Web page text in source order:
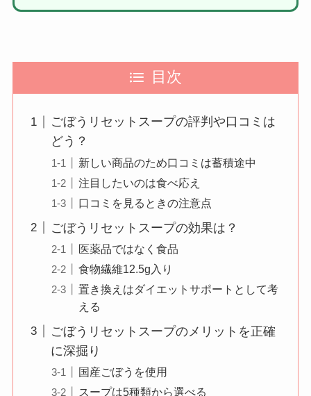
目次
ごぼうリセットスープの評判や口コミは
どう？
新しい商品のため口コミは蓄積途中
注目したいのは食べ応え
口コミを見るときの注意点
ごぼうリセットスープの効果は？
医薬品ではなく食品
食物繊維12.5g入り
置き換えはダイエットサポートとして考
える
ごぼうリセットスープのメリットを正確
に深掘り
国産ごぼうを使用
スープは5種類から選べる